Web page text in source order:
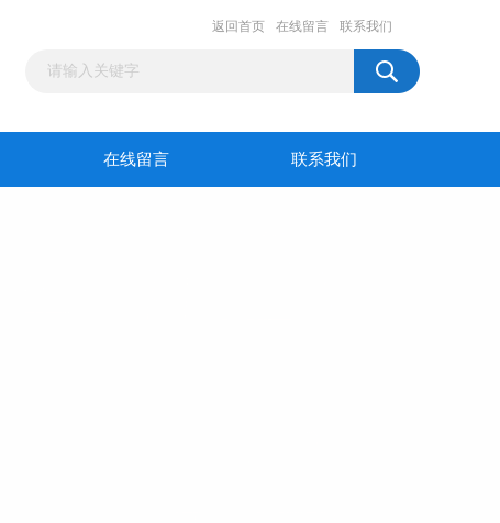
返回首页 在线留言 联系我们
在线留言 联系我们